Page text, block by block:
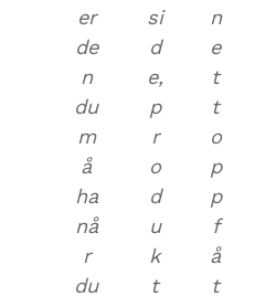
er
de
n
du
m
å
ha
nå
r
du
si
d
e,
p
r
o
d
u
k
t
n
e
t
t
o
p
p
f
å
t